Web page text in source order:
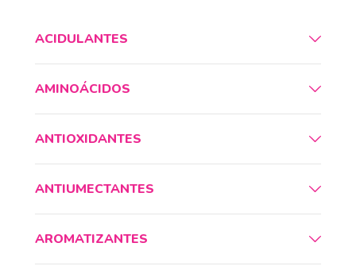
ACIDULANTES
AMINOÁCIDOS
ANTIOXIDANTES
ANTIUMECTANTES
AROMATIZANTES